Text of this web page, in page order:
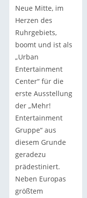
Neue Mitte, im
Herzen des
Ruhrgebiets,
boomt und ist als
„Urban
Entertainment
Center“ für die
erste Ausstellung
der „Mehr!
Entertainment
Gruppe“ aus
diesem Grunde
geradezu
prädestiniert.
Neben Europas
größtem